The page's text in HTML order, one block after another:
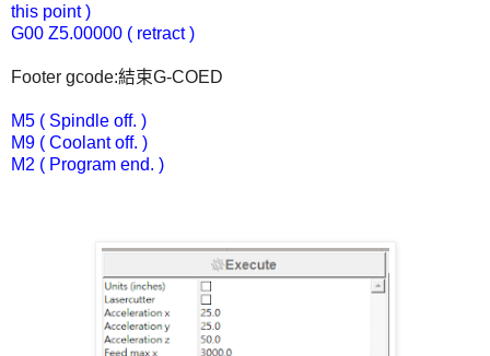
this point )
G00 Z5.00000 ( retract )
Footer gcode:結束G-COED
M5 ( Spindle off. )
M9 ( Coolant off. )
M2 ( Program end. )